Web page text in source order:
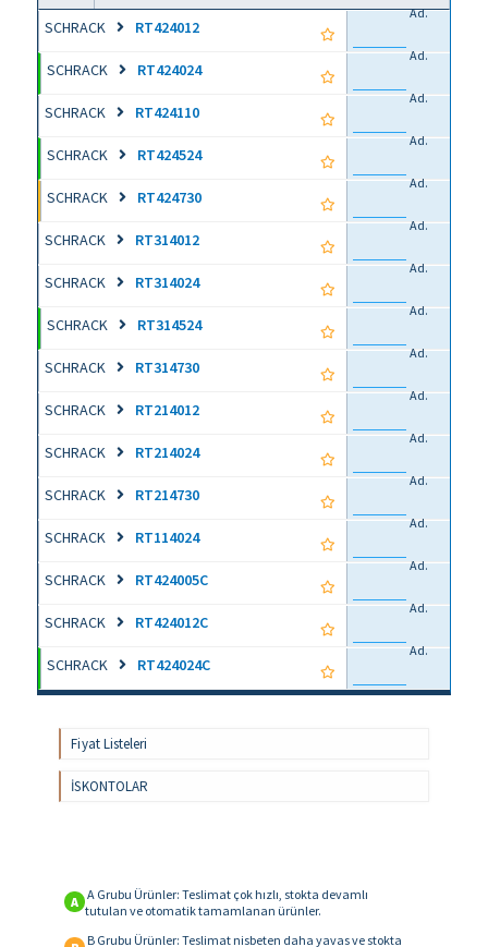
SCHRACK RT424012
Ad.
SCHRACK RT424024
Ad.
SCHRACK RT424110
Ad.
SCHRACK RT424524
Ad.
SCHRACK RT424730
Ad.
SCHRACK RT314012
Ad.
SCHRACK RT314024
Ad.
SCHRACK RT314524
Ad.
SCHRACK RT314730
Ad.
SCHRACK RT214012
Ad.
SCHRACK RT214024
Ad.
SCHRACK RT214730
Ad.
SCHRACK RT114024
Ad.
SCHRACK RT424005C
Ad.
SCHRACK RT424012C
Ad.
SCHRACK RT424024C
Ad.
Fiyat Listeleri
İSKONTOLAR
A A Grubu Ürünler: Teslimat çok hızlı, stokta devamlı
tutulan ve otomatik tamamlanan ürünler.
B Grubu Ürünler: Teslimat nisbeten daha yavas ve stokta